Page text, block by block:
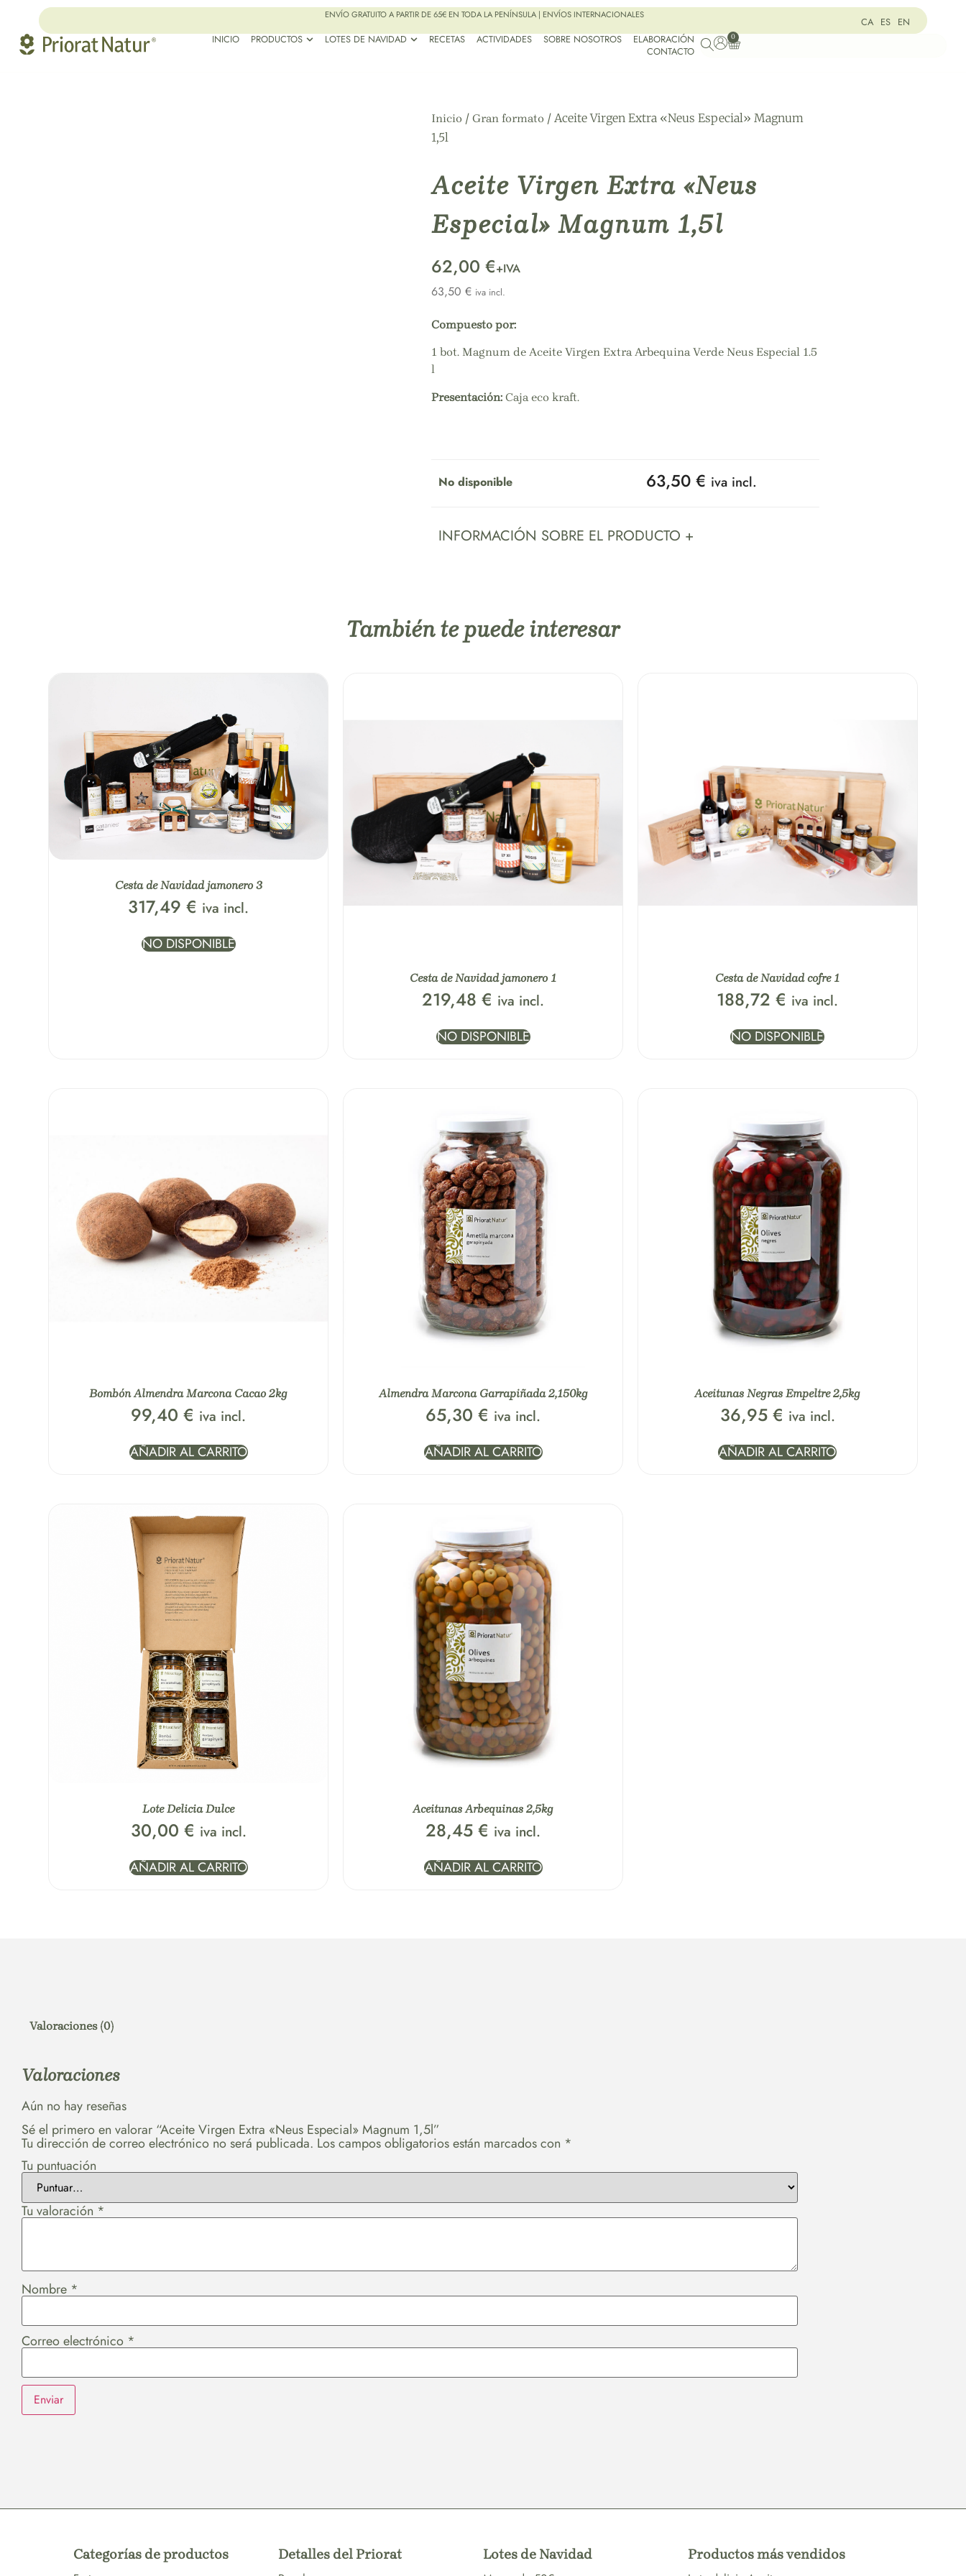
ENVÍO GRATUITO A PARTIR DE 65€ EN TODA LA PENÍNSULA | ENVÍOS INTERNACIONALES
CA ES EN
INICIO
PRODUCTOS LOTES DE NAVIDAD RECETAS ACTIVIDADES SOBRE NOSOTROS
ELABORACIÓN
CONTACTO
0
Inicio / Gran formato / Aceite Virgen Extra «Neus Especial» Magnum
1,5l
Aceite Virgen Extra «Neus
Especial» Magnum 1,5l
62,00 €+IVA
63,50 € iva incl.
Compuesto por:
1 bot. Magnum de Aceite Virgen Extra Arbequina Verde Neus Especial 1.5
l
Presentación: Caja eco kraft.
No disponible 63,50€ iva incl.
INFORMACIÓN SOBRE EL PRODUCTO +
También te puede interesar
Cesta de Navidad jamonero 3
317,49€ iva incl.
NO DISPONIBLE
Cesta de Navidad jamonero 1
219,48 € iva incl.
NO DISPONIBLE
Cesta de Navidad cofre 1
188,72€ iva incl.
NO DISPONIBLE
Bombón Almendra Marcona Cacao 2kg
99,40€ iva incl.
AÑADIR AL CARRITO
Almendra Marcona Garrapiñada 2,150kg
65,30 € iva incl.
AÑADIR AL CARRITO
Aceitunas Negras Empeltre 2,5kg
36,95 € iva incl.
AÑADIR AL CARRITO
Lote Delicia Dulce
30,00 € iva incl.
AÑADIR AL CARRITO
Aceitunas Arbequinas 2,5kg
28,45 € iva incl.
AÑADIR AL CARRITO
Valoraciones (0)
Valoraciones
Aún no hay reseñas
Sé el primero en valorar “Aceite Virgen Extra «Neus Especial» Magnum 1,5l”
Tu dirección de correo electrónico no será publicada. Los campos obligatorios están marcados con *
Tu puntuación
Tu valoración *
Nombre *
Correo electrónico *
Categorías de productos
Detalles del Priorat
Lotes de Navidad
Productos más vendidos